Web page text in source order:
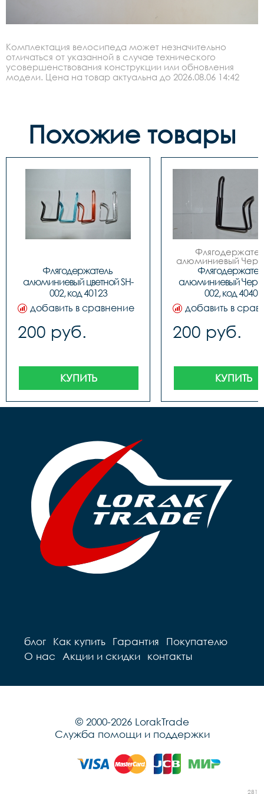
Комплектация велосипеда может незначительно
отличаться от указанной в случае технического
усовершенствования конструкции или обновления
модели. Цена на товар актуальна до 2026.08.06 14:42
Похожие товары
Флягодержатель
алюминиевый цветной SH-
002, код 40123
добавить в сравнение
200 руб.
КУПИТЬ
алюминиевый
002
код. 40401
алюминиевый
002, код 40401
добавить в
200 руб.
КУПИТЬ
блог Как купить Гарантия
Покупателю
О нас
Акции и скидки контакты
© 2000-2026 LorakTrade
Служба помощи и поддержки
281